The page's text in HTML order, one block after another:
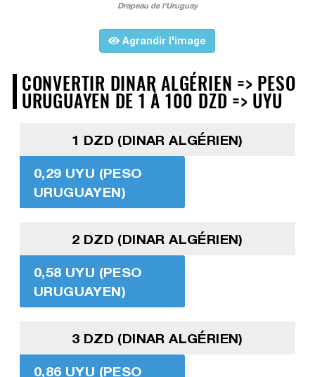
Drapeau de l'Uruguay
Agrandir l'image
CONVERTIR DINAR ALGÉRIEN => PESO
URUGUAYEN DE 1 À 100 DZD => UYU
1 DZD (DINAR ALGÉRIEN)
0,29 UYU (PESO
URUGUAYEN)
2 DZD (DINAR ALGÉRIEN)
0,58 UYU (PESO
URUGUAYEN)
3 DZD (DINAR ALGÉRIEN)
0,86 UYU (PESO